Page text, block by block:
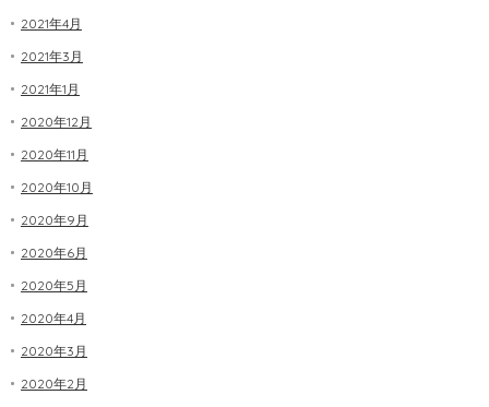
2021年4月
2021年3月
2021年1月
2020年12月
2020年11月
2020年10月
2020年9月
2020年6月
2020年5月
2020年4月
2020年3月
2020年2月